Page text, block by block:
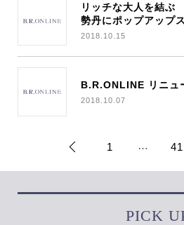
リッチな大人を結ぶ
勢丹にポップアップ
2018.10.15
B.R.ONLINE リニュ
2018.10.07
1 … 41
PICK